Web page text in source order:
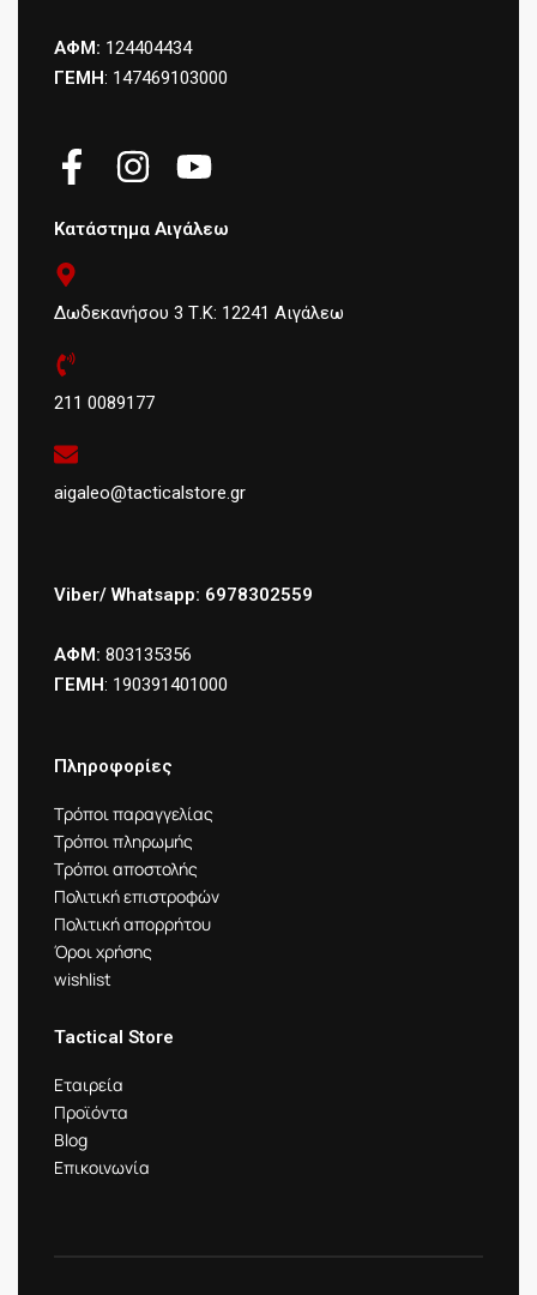
ΑΦΜ: 124404434
ΓΕΜΗ: 147469103000
Κατάστημα Αιγάλεω
Δωδεκανήσου 3 Τ.Κ: 12241 Αιγάλεω
211 0089177
aigaleo@tacticalstore.gr
Viber/ Whatsapp: 6978302559
ΑΦΜ: 803135356
ΓΕΜΗ: 190391401000
Πληροφορίες
Τρόποι παραγγελίας
Τρόποι πληρωμής
Τρόποι αποστολής
Πολιτική επιστροφών
Πολιτική απορρήτου
Όροι χρήσης
wishlist
Tactical Store
Εταιρεία
Προϊόντα
Blog
Επικοινωνία